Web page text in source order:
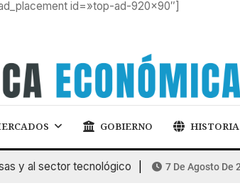
id=»top-ad-920×90″]
GOBIERNO HISTORIA
al sector tecnológico 7 De Agosto De 2026